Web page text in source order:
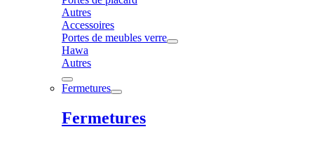
Autres
Accessoires
Portes de meubles verre
Hawa
Autres
Fermetures
Fermetures